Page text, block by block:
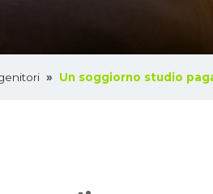
Un soggiorno studio